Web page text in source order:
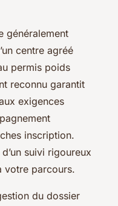
généralement
centre agréé
permis poids
reconnu garantit
exigences
inscription.
suivi rigoureux
votre parcours.
du dossier